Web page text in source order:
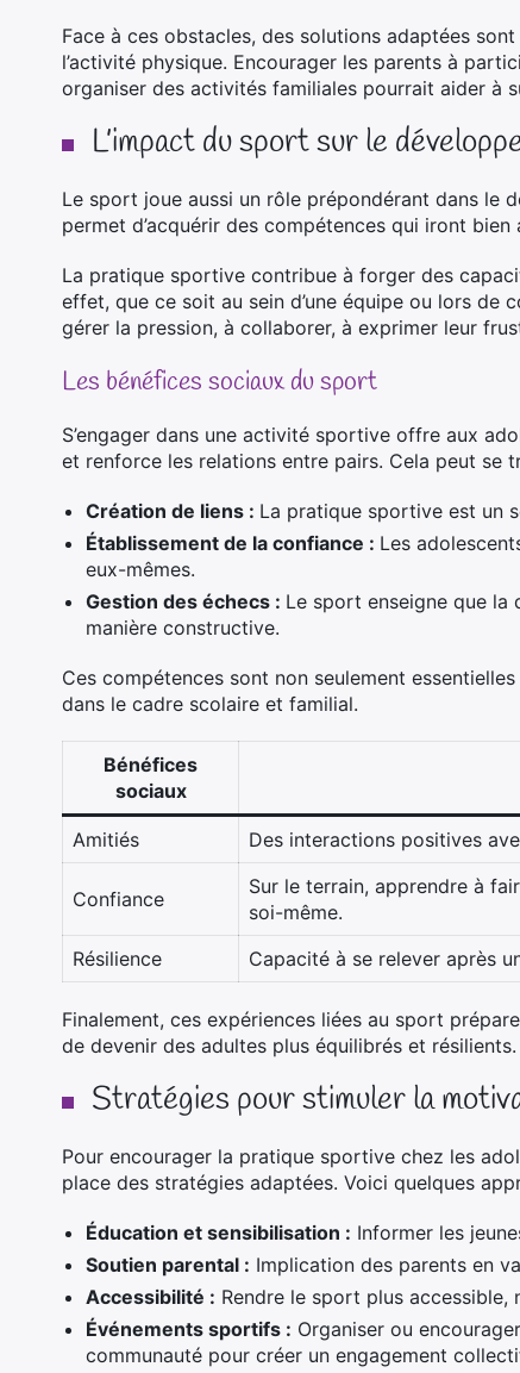
Face à ces obstacles, des solutions adaptées
l’activité physique. Encourager les parents à
organiser des activités familiales pourrait aider à
L’impact du sport sur le
Le sport joue aussi un rôle prépondérant dans le
permet d’acquérir des compétences qui iront
La pratique sportive contribue à forger des
effet, que ce soit au sein d’une équipe ou lors de
gérer la pression, à collaborer, à exprimer leur
Les bénéfices sociaux du sport
S’engager dans une activité sportive offre aux
et renforce les relations entre pairs. Cela peut se
Création de liens : La pratique sportive est un
Établissement de la confiance : Les
eux-mêmes.
Gestion des échecs : Le sport enseigne que
manière constructive.
Ces compétences sont non seulement
dans le cadre scolaire et familial.
Bénéfices
sociaux
Amitiés Des interactions positives
Confiance
Sur le terrain, apprendre à
soi-même.
Résilience
Capacité à se relever après
Finalement, ces expériences liées au sport
de devenir des adultes plus équilibrés et résilients.
Stratégies pour stimuler la
Pour encourager la pratique sportive chez les
place des stratégies adaptées. Voici quelques
Éducation et sensibilisation : Informer les
Soutien parental : Implication des parents en
Accessibilité : Rendre le sport plus
Événements sportifs : Organiser ou
communauté pour créer un engagement